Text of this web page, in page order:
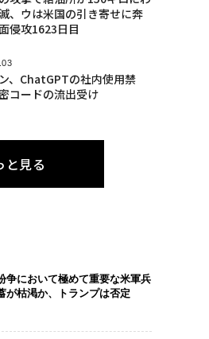
、ウは米国の引き寄せに奔
侵攻1623日目
、ChatGPTの社内使用禁
コードの流出受け
と見る
争において極めて重要な米軍兵
が枯渇か、トランプは否定